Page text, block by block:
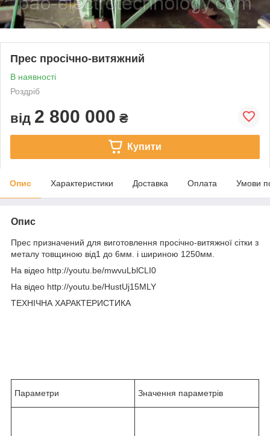
Прес просічно-витяжний
В наявності
Роздріб
від 2 800 000 ₴
Купити
Опис Характеристики Доставка Оплата Умови
Опис
Прес призначений для виготовлення просічно-витяжної сітки з
металу товщиною від1 до 6мм. і шириною 1250мм.
На відео http://youtu.be/mwvuLblCLI0
На відео http://youtu.be/HustUj15MLY
ТЕХНІЧНА ХАРАКТЕРИСТИКА
Параметри Значення параметрів